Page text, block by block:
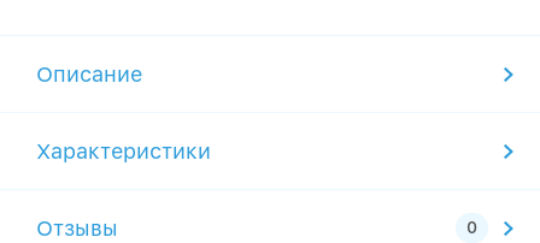
Описание
Характеристики
Отзывы